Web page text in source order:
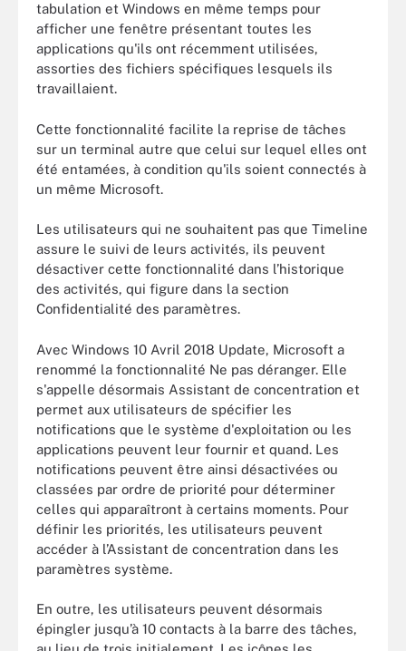
tabulation et Windows en même temps pour
afficher une fenêtre présentant toutes les
applications qu'ils ont récemment utilisées,
assorties des fichiers spécifiques lesquels ils
travaillaient.
Cette fonctionnalité facilite la reprise de tâches
sur un terminal autre que celui sur lequel elles ont
été entamées, à condition qu'ils soient connectés à
un même Microsoft.
Les utilisateurs qui ne souhaitent pas que Timeline
assure le suivi de leurs activités, ils peuvent
désactiver cette fonctionnalité dans l’historique
des activités, qui figure dans la section
Confidentialité des paramètres.
Avec Windows 10 Avril 2018 Update, Microsoft a
renommé la fonctionnalité Ne pas déranger. Elle
s'appelle désormais Assistant de concentration et
permet aux utilisateurs de spécifier les
notifications que le système d'exploitation ou les
applications peuvent leur fournir et quand. Les
notifications peuvent être ainsi désactivées ou
classées par ordre de priorité pour déterminer
celles qui apparaîtront à certains moments. Pour
définir les priorités, les utilisateurs peuvent
accéder à l’Assistant de concentration dans les
paramètres système.
En outre, les utilisateurs peuvent désormais
épingler jusqu’à 10 contacts à la barre des tâches,